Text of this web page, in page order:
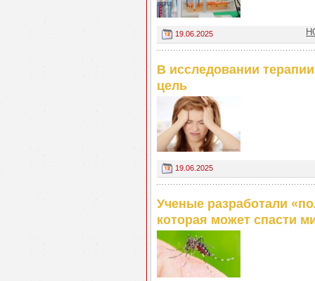
19.06.2025
В исследовании
цель
19.06.2025
Ученые разработали
которая может спасти